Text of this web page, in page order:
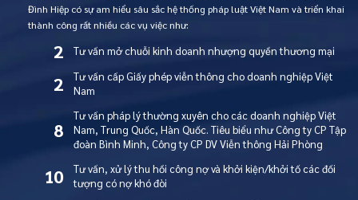
Đình Hiệp có sự am hiểu sâu sắc hệ thống pháp luật Việt Nam và triển khai
thành công rất nhiều các vụ việc như:
2 Tư vấn mở chuỗi kinh doanh nhượng quyền thương mại
2
Tư vấn cấp Giấy phép viễn thông cho doanh nghiệp Việt
Nam
8
Tư vấn pháp lý thường xuyên cho các doanh nghiệp Việt
Nam, Trung Quốc, Hàn Quốc. Tiêu biểu như Công ty CP Tập
đoàn Bình Minh, Công ty CP DV Viễn thông Hải Phòng
10
Tư vấn, xử lý thu hồi công nợ và khởi kiện/khởi tố các đối
tượng có nợ khó đòi